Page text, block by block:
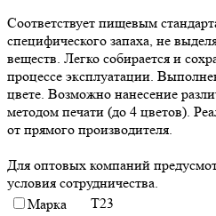
Соответствует пищевым
специфического запаха, не
веществ. Легко собирается и
процессе эксплуатации.
цвете. Возможно нанесение
методом печати (до 4 цветов).
от прямого производителя.
Для оптовых компаний
условия сотрудничества.
Марка
Т23